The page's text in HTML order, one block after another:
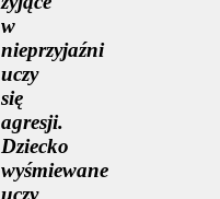
w
nieprzyjaźni
uczy
się
agresji.
Dziecko
wyśmiewane
uczy